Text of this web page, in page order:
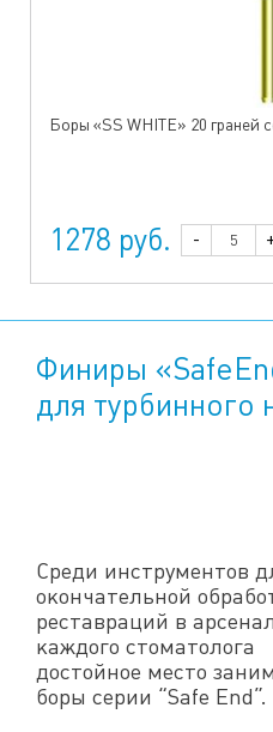
Боры «SS WHITE» 20 граней
1278 руб. -
Финиры
для турбинного
Среди инструментов
окончательной
реставраций в
каждого стоматолога
достойное место
боры серии “Safe End”.